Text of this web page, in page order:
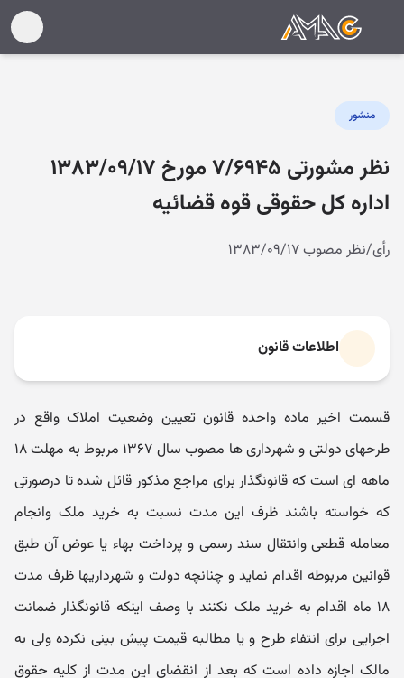
منشور
نظر مشورتی ۷/۶۹۴۵ مورخ ۱۳۸۳/۰۹/۱۷
اداره کل حقوقی قوه قضائیه
رأی/نظر مصوب ۱۳۸۳/۰۹/۱۷
اطلاعات قانون
قسمت اخیر ماده واحده قانون تعیین وضعیت املاک واقع در
طرحهای دولتی و شهرداری ها مصوب سال ۱۳۶۷ مربوط به مهلت ۱۸
ماهه ای است که قانونگذار برای مراجع مذکور قائل شده تا درصورتی
که خواسته باشند ظرف این مدت نسبت به خرید ملک وانجام
معامله قطعی وانتقال سند رسمی و پرداخت بهاء یا عوض آن طبق
قوانین مربوطه اقدام نماید و چنانچه دولت و شهرداریها ظرف مدت
۱۸ ماه اقدام به خرید ملک نکنند با وصف اینکه قانونگذار ضمانت
اجرایی برای انتفاء طرح و یا مطالبه قیمت پیش بینی نکرده ولی به
مالک اجازه داده است که بعد از انقضای این مدت از کلیه حقوق